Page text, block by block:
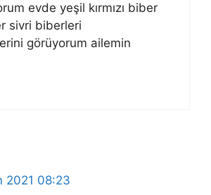
evde yeşil kırmızı biber
sivri biberleri
görüyorum ailemin
2021 08:23